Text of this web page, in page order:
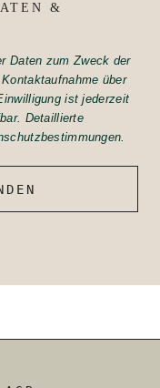
&
Daten zum Zweck der
über
ist jederzeit
Detaillierte